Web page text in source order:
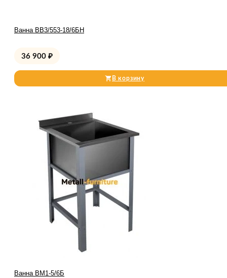
Ванна ВВ3/553-18/6БН
36 900 ₽
В корзину
Ванна ВМ1-5/6Б